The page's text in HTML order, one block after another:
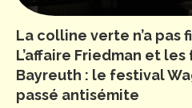
La colline verte n’a pas
L’affaire Friedman et
Bayreuth : le festival
passé antisémite